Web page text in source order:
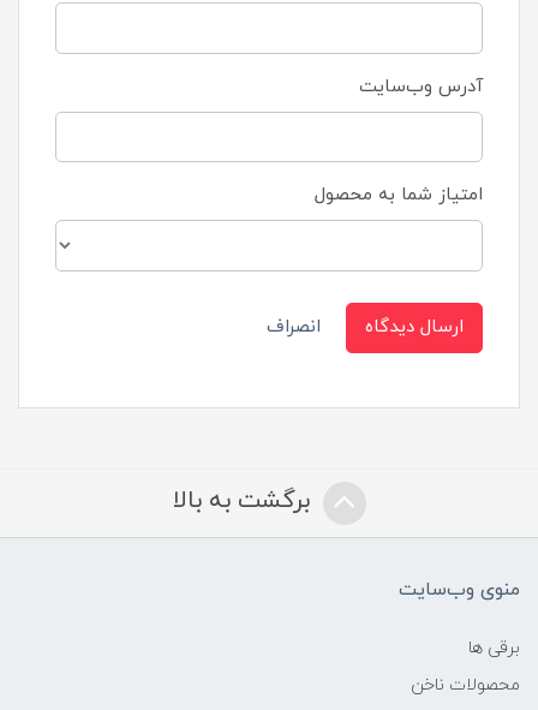
آدرس وب‌سایت
امتیاز شما به محصول
ارسال دیدگاه انصراف
برگشت به بالا
منوی وب‌سایت
برقی ها
محصولات ناخن